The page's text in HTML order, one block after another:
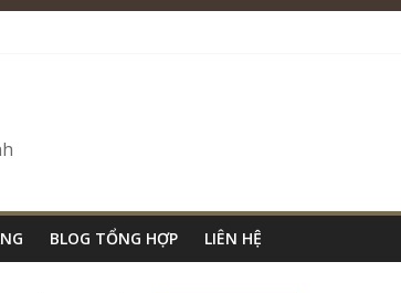
Group
Group
BLOG TỔNG HỢP LIÊN HỆ